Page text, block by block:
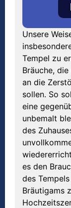
Unsere
Tempel zu
Bräuche,
an die
sollen. So
eine
unbemalt
des
es den
des
Bräutigams